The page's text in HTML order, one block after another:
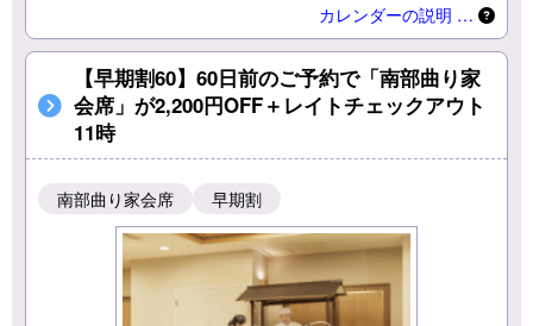
カレンダーの説明 …
【早期割60】60日前のご予約で「南部曲り家
会席」が2,200円OFF＋レイトチェックアウト
11時
南部曲り家会席 早期割